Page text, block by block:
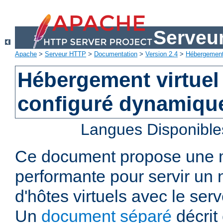
Apache > Serveur HTTP > Documentation > Version 2.4 >
Hébergement
configuré
Langues
Ce document propose une
performante pour servir un
d'hôtes virtuels avec le
Un document séparé décrit